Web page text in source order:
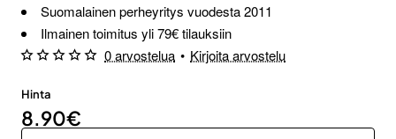
Suomalainen perheyritys vuodesta 2011
Ilmainen toimitus yli 79€ tilauksiin
0 arvostelua • Kirjoita arvostelu
Hinta
8.90€